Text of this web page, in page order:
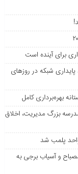
برای آینده است
شبکه در روزهای
بزرگ مدیریت، اخلاق
و آسیاب برجی به